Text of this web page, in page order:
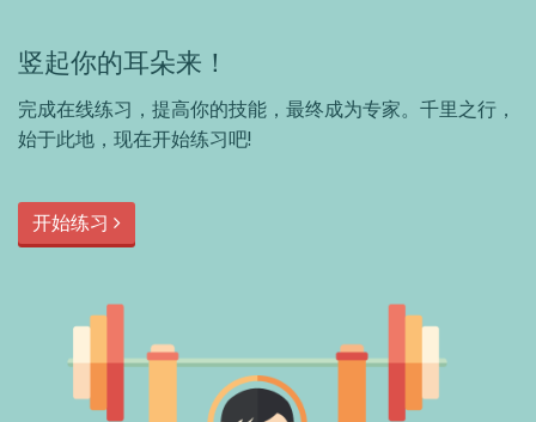
竖起你的耳朵来！
完成在线练习，提高你的技能，最终成为专家。千里之行，
始于此地，现在开始练习吧!
开始练习